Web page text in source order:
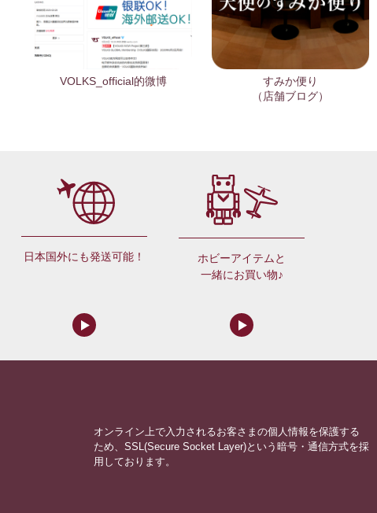
VOLKS_official的微博
すみか便り
（店舗ブログ）
日本国外にも発送可能！
ホビーアイテムと
一緒にお買い物♪
オンライン上で入力されるお客さまの個人情報を保護する
ため、SSL(Secure Socket Layer)という暗号・通信方式を採
用しております。